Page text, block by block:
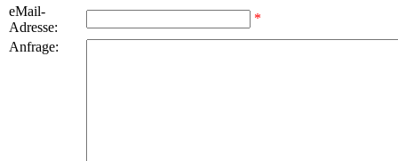
eMail-
Adresse:
*
Anfrage: